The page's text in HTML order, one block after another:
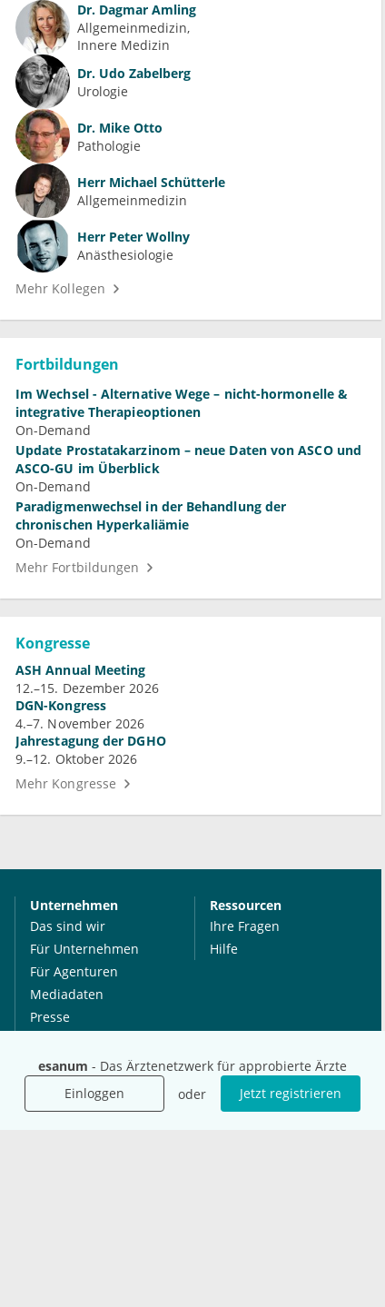
esanum - Das Ärztenetzwerk für approbierte Ärzte
Einloggen
oder Jetzt registrieren
Dr. Dagmar Amling
Allgemeinmedizin
Innere Medizin
Dr. Udo Zabelberg
Urologie
Dr. Mike Otto
Pathologie
Herr Michael Schütterle
Allgemeinmedizin
Herr Peter Wollny
Anästhesiologie
Mehr Kollegen
Fortbildungen
Im Wechsel - Alternative Wege – nicht-hormonelle &
integrative Therapieoptionen
On-Demand
Update Prostatakarzinom – neue Daten von ASCO und
ASCO-GU im Überblick
On-Demand
Paradigmenwechsel in der Behandlung der
chronischen Hyperkaliämie
On-Demand
Mehr Fortbildungen
Kongresse
ASH Annual Meeting
12.–15. Dezember 2026
DGN-Kongress
4.–7. November 2026
Jahrestagung der DGHO
9.–12. Oktober 2026
Mehr Kongresse
Unternehmen
Das sind wir
Für Unternehmen
Für Agenturen
Mediadaten
Presse
Jobs
Ressourcen
Ihre Fragen
Hilfe
International
Social Media